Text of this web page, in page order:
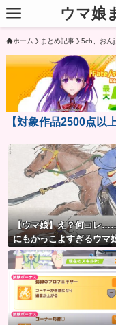
ウマ娘
ホーム まとめ記事 5ch、おん
【対象作品2500点以
【ウマ娘】え？何コレ
にもかっこよすぎるウマ